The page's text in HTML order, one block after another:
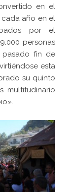
en el
año en el
por el
personas
fin de
esta
su quinto
multitudinario